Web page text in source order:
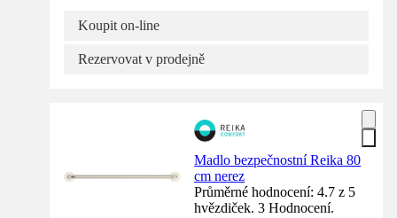
Koupit on-line
Rezervovat v prodejně
Madlo bezpečnostní Reika 80
cm nerez
Průměrné hodnocení: 4.7 z 5
hvězdiček. 3 Hodnocení.